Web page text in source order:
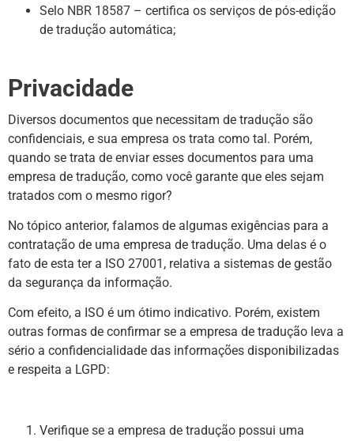
Selo NBR 18587 – certifica os serviços de pós-edição
de tradução automática;
Privacidade
Diversos documentos que necessitam de tradução são
confidenciais, e sua empresa os trata como tal. Porém,
quando se trata de enviar esses documentos para uma
empresa de tradução, como você garante que eles sejam
tratados com o mesmo rigor?
No tópico anterior, falamos de algumas exigências para a
contratação de uma empresa de tradução. Uma delas é o
fato de esta ter a ISO 27001, relativa a sistemas de gestão
da segurança da informação.
Com efeito, a ISO é um ótimo indicativo. Porém, existem
outras formas de confirmar se a empresa de tradução leva a
sério a confidencialidade das informações disponibilizadas
e respeita a LGPD:
Verifique se a empresa de tradução possui uma